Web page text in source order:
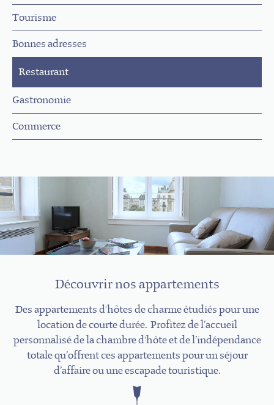
Tourisme
Bonnes adresses
Restaurant
Gastronomie
Commerce
Découvrir nos appartements
Des appartements d'hôtes de charme étudiés pour une
location de courte durée. Profitez de l’accueil
personnalisé de la chambre d'hôte et de l’indépendance
totale qu’offrent ces appartements pour un séjour
d’affaire ou une escapade touristique.